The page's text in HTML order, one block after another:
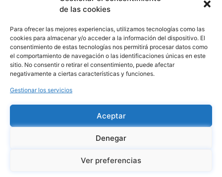
de las cookies
Para ofrecer las mejores experiencias, utilizamos tecnologías como las
cookies para almacenar y/o acceder a la información del dispositivo. El
consentimiento de estas tecnologías nos permitirá procesar datos como
el comportamiento de navegación o las identificaciones únicas en este
sitio. No consentir o retirar el consentimiento, puede afectar
negativamente a ciertas características y funciones.
Gestionar los servicios
Aceptar
Denegar
Ver preferencias
Politica de privacidad